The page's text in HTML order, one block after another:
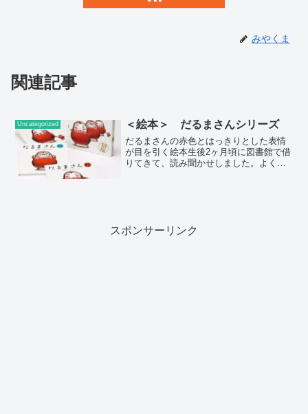
みやくま
関連記事
Uncategorized ＜絵本＞ だるまさんシリーズ
だるまさんの赤色とはっきりとした表情
が目を引く絵本生後2ヶ月頃に図書館で借
りてきて、読み聞かせしました。よく本
スポンサーリンク